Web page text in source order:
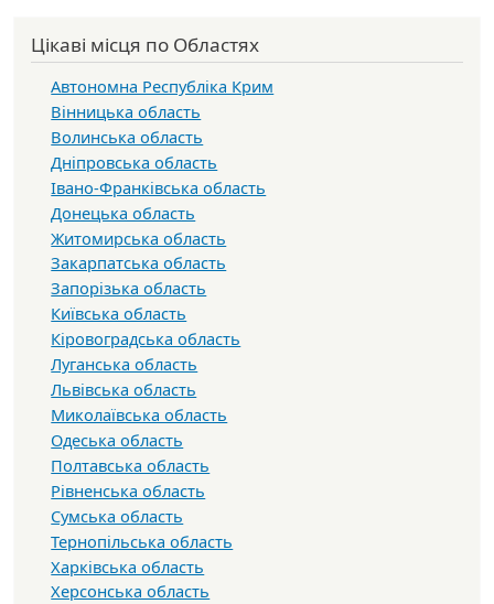
Цікаві місця по Областях
Автономна Республіка Крим
Вінницька область
Волинська область
Дніпровська область
Івано-Франківська область
Донецька область
Житомирська область
Закарпатська область
Запорізька область
Київська область
Кіровоградська область
Луганська область
Львівська область
Миколаївська область
Одеська область
Полтавська область
Рівненська область
Сумська область
Тернопільська область
Харківська область
Херсонська область